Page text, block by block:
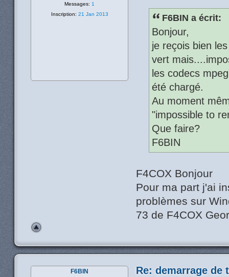
F6BIN a écrit:
Bonjour,
je reçois bien
vert
les codecs
été chargé.
Au moment
"impossible to
Que faire?
F6BIN
F4COX Bonjour
Pour ma part j'ai
problèmes sur
73 de F4COX
Messages: 1
Inscription: 21 Jan 2013
Re: demarrage de
F6BIN